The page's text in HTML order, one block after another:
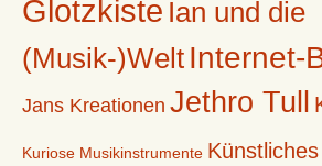
Glotzkiste Ian und die
(Musik-)Welt Internet-
Jans Kreationen Jethro Tull
Kuriose Musikinstrumente Künstliches